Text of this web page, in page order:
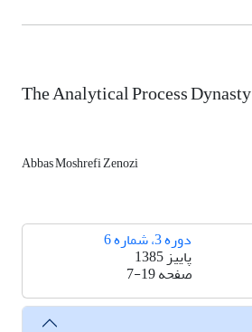
The Analytical Process Dynasty
Abbas Moshrefi Zenozi
دوره 3، شماره 6
پاییز 1385
صفحه7-19